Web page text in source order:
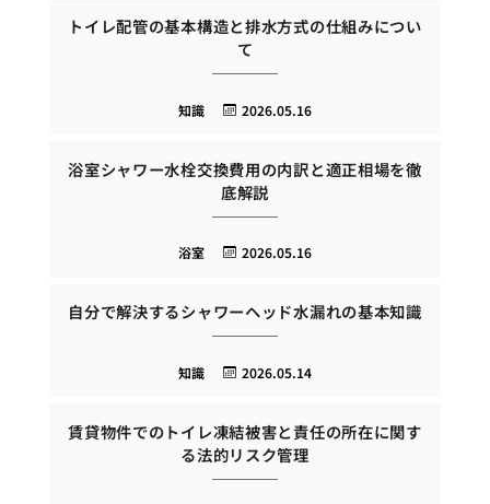
トイレ配管の基本構造と排水方式の仕組みについ
て
2026.05.16
知識
浴室シャワー水栓交換費用の内訳と適正相場を徹
底解説
2026.05.16
浴室
自分で解決するシャワーヘッド水漏れの基本知識
2026.05.14
知識
賃貸物件でのトイレ凍結被害と責任の所在に関す
る法的リスク管理